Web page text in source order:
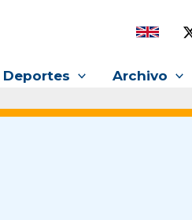
Deportes Archivo